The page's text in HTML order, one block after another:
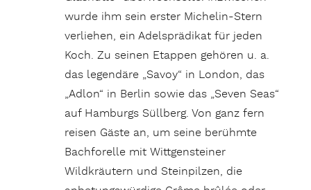
wurde ihm sein erster Michelin-Stern
verliehen, ein Adelsprädikat für jeden
Koch. Zu seinen Etappen gehören u. a.
das legendäre „Savoy“ in London, das
„Adlon“ in Berlin sowie das „Seven Seas“
auf Hamburgs Süllberg. Von ganz fern
reisen Gäste an, um seine berühmte
Bachforelle mit Wittgensteiner
Wildkräutern und Steinpilzen, die